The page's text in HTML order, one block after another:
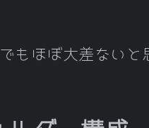
ほぼ大差ないと